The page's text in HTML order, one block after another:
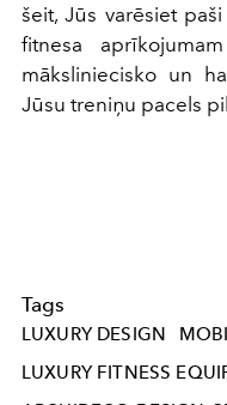
šeit, Jūs varēsiet
fitnesa
māksliniecisko un
Jūsu treniņu pacels
Tags
LUXURY DESIGN
LUXURY FITNESS